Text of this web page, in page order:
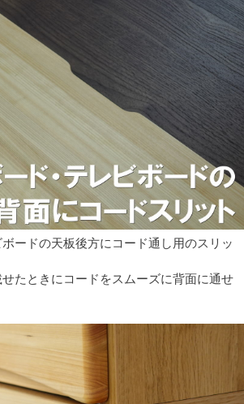
ードの天板後方にコード通し用のスリッ
たときにコードをスムーズに背面に通せ